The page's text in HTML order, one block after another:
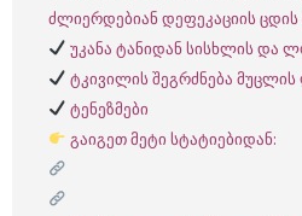
ძლიერდებიან დეფეკაციის ცდის
უკანა ტანიდან სისხლის და
ტკივილის შეგრძნება მუცლის
ტენეზმები
გაიგეთ მეტი სტატიებიდან: